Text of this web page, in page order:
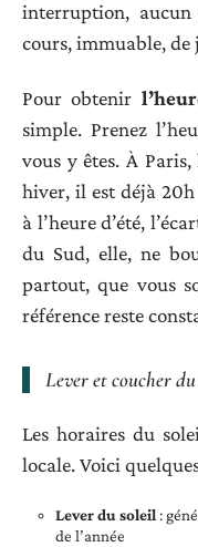
interruption,
cours, immuable, de
Pour obtenir
simple. Prenez
vous y êtes. À
hiver, il est déjà 20h
à l’heure d’été,
du Sud, elle, ne
partout, que vous
référence reste
Lever et coucher
Les horaires du
locale. Voici
Lever du soleil:
de l’année